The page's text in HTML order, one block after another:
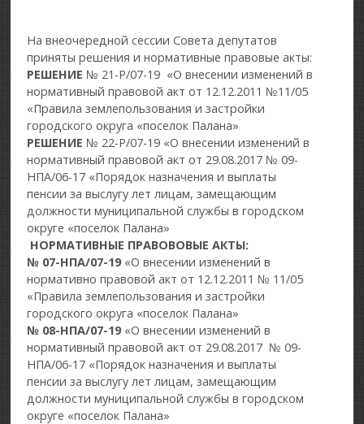
На внеочередной сессии Совета депутатов
приняты решения и нормативные правовые акты:
РЕШЕНИЕ № 21-Р/07-19 «О внесении изменений в
нормативный правовой акт от 12.12.2011 №11/05
«Правила землепользования и застройки
городского округа «поселок Палана»
РЕШЕНИЕ № 22-Р/07-19 «О внесении изменений в
нормативный правовой акт от 29.08.2017 № 09-
НПА/06-17 «Порядок назначения и выплаты
пенсии за выслугу лет лицам, замещающим
должности муниципальной службы в городском
округе «поселок Палана»
НОРМАТИВНЫЕ ПРАВОВОВЫЕ АКТЫ:
№ 07-НПА/07-19 «О внесении изменений в
нормативно правовой акт от 12.12.2011 № 11/05
«Правила землепользования и застройки
городского округа «поселок Палана»
№ 08-НПА/07-19 «О внесении изменений в
нормативный правовой акт от 29.08.2017 № 09-
НПА/06-17 «Порядок назначения и выплаты
пенсии за выслугу лет лицам, замещающим
должности муниципальной службы в городском
округе «поселок Палана»